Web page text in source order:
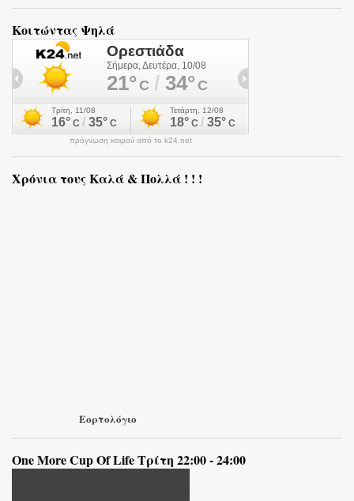
Κοιτώντας Ψηλά
πρόγνωση καιρού από το k24.net
Χρόνια τους Καλά & Πολλά ! ! !
Εορτολόγιο
One More Cup Of Life Τρίτη 22:00 - 24:00